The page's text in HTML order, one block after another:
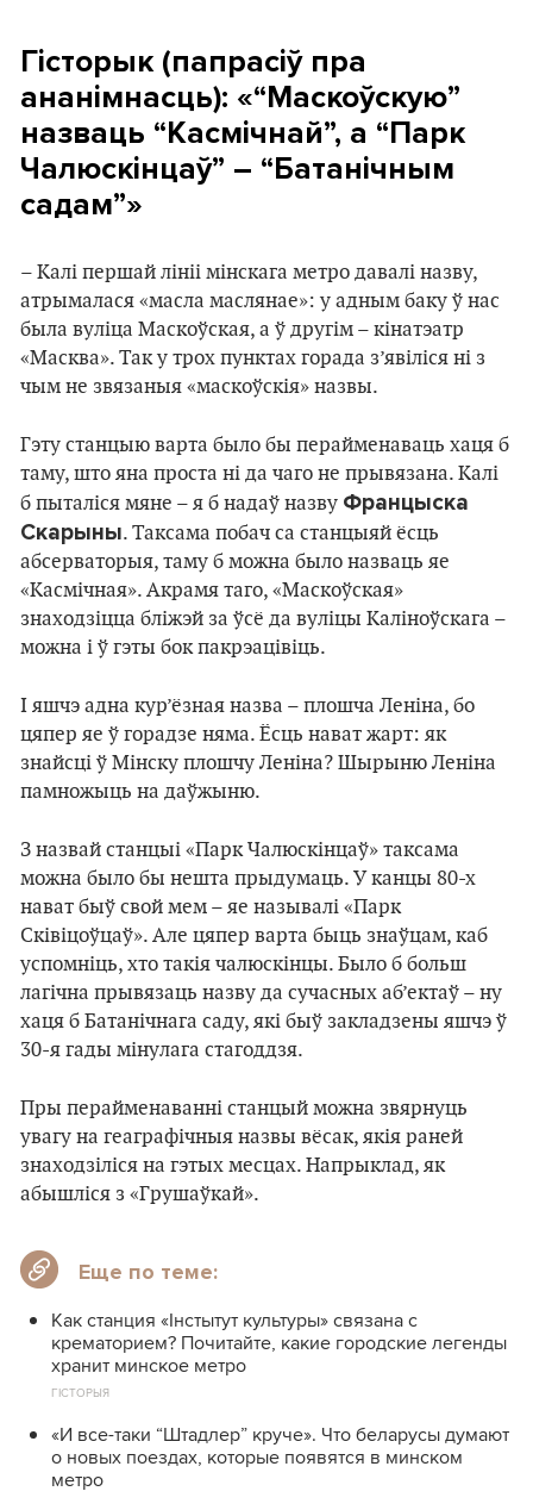
Гісторык (папрасіў пра
ананімнасць): «“Маскоўскую”
назваць “Касмічнай”, а “Парк
Чалюскінцаў” – “Батанічным
садам”»
– Калі першай лініі мінскага метро давалі назву,
атрымалася «масла маслянае»: у адным баку ў нас
была вуліца Маскоўская, а ў другім – кінатэатр
«Масква». Так у трох пунктах горада з’явіліся ні з
чым не звязаныя «маскоўскія» назвы.
Гэту станцыю варта было бы перайменаваць хаця б
таму, што яна проста ні да чаго не прывязана. Калі
б пыталіся мяне – я б надаў назву Францыска
Скарыны. Таксама побач са станцыяй ёсць
абсерваторыя, таму б можна было назваць яе
«Касмічная». Акрамя таго, «Маскоўская»
знаходзіцца бліжэй за ўсё да вуліцы Каліноўскага –
можна і ў гэты бок пакрэацівіць.
І яшчэ адна кур’ёзная назва – плошча Леніна, бо
цяпер яе ў горадзе няма. Ёсць нават жарт: як
знайсці ў Мінску плошчу Леніна? Шырыню Леніна
памножыць на даўжыню.
З назвай станцыі «Парк Чалюскінцаў» таксама
можна было бы нешта прыдумаць. У канцы 80-х
нават быў свой мем – яе называлі «Парк
Сківіцоўцаў». Але цяпер варта быць знаўцам, каб
успомніць, хто такія чалюскінцы. Было б больш
лагічна прывязаць назву да сучасных аб’ектаў – ну
хаця б Батанічнага саду, які быў закладзены яшчэ ў
30-я гады мінулага стагоддзя.
Пры перайменаванні станцый можна звярнуць
увагу на геаграфічныя назвы вёсак, якія раней
знаходзіліся на гэтых месцах. Напрыклад, як
абышліся з «Грушаўкай».
Еще по теме:
Как станция «Інстытут культуры» связана с
крематорием? Почитайте, какие городские легенды
хранит минское метро
ГІСТОРЫЯ
«И все-таки “Штадлер” круче». Что беларусы думают
о новых поездах, которые появятся в минском
метро